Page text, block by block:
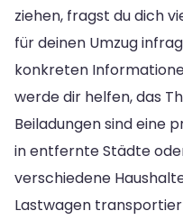
ziehen, fragst du dich
für deinen Umzug
konkreten
werde dir helfen, das
Beiladungen sind eine
in entfernte Städte
verschiedene
Lastwagen